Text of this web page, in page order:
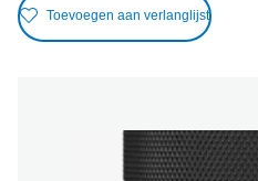
Toevoegen aan verlanglijst